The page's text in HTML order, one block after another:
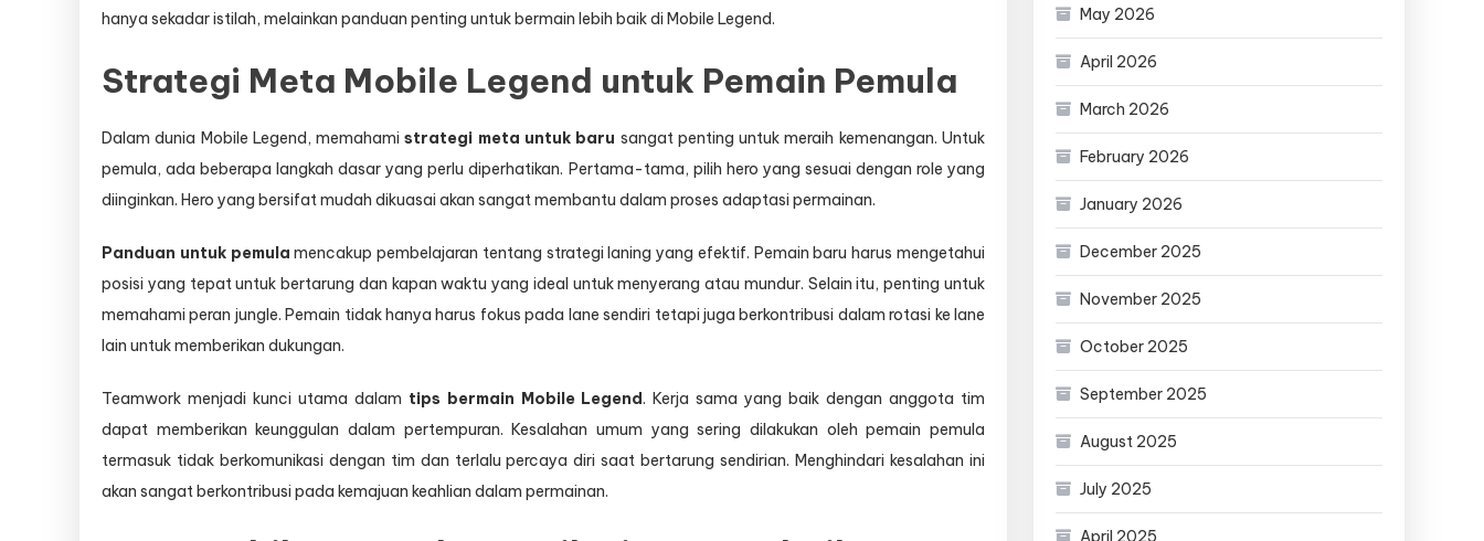
hanya sekadar istilah, melainkan panduan penting untuk bermain lebih baik di Mobile Legend.
Strategi Meta Mobile Legend untuk Pemain Pemula
Dalam dunia Mobile Legend, memahamistrategi meta untuk baru sangat penting untuk meraih kemenangan. Untuk
pemula, ada beberapa langkah dasar yang perlu diperhatikan. Pertama-tama, pilih hero yang sesuai dengan role yang
diinginkan. Hero yang bersifat mudah dikuasai akan sangat membantu dalam proses adaptasi permainan.
Panduan untuk pemula mencakup pembelajaran tentang strategi laning yang efektif. Pemain baru harus mengetahui
posisi yang tepat untuk bertarung dan kapan waktu yang ideal untuk menyerang atau mundur. Selain itu, penting untuk
memahami peran jungle. Pemain tidak hanya harus fokus pada lane sendiri tetapi juga berkontribusi dalam rotasi ke lane
lain untuk memberikan dukungan.
Teamwork menjadi kunci utama dalam tips bermain Mobile Legend. Kerja sama yang baik dengan anggota tim
dapat memberikan keunggulan dalam pertempuran. Kesalahan umum yang sering dilakukan oleh pemain pemula
termasuk tidak berkomunikasi dengan tim dan terlalu percaya diri saat bertarung sendirian. Menghindari kesalahan ini
akan sangat berkontribusi pada kemajuan keahlian dalam permainan.
May 2026
April 2026
March 2026
February 2026
January 2026
December 2025
November 2025
October 2025
September 2025
August 2025
July 2025
April 2025